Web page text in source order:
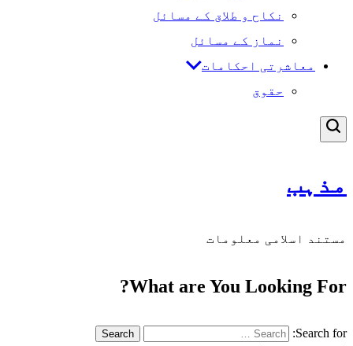
نکاح و طلاق کے مسائل
نماز کے مسائل
معاشرتی احکامات
حقوق
مذہب
مستند اسلامی معلومات
What are You Looking For?
Search for: